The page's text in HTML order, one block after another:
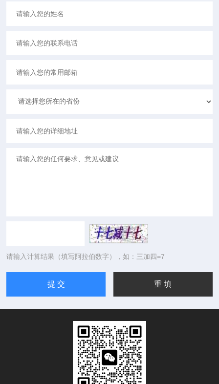
请输入计算结果（填写阿拉伯数字），如：三加四=7